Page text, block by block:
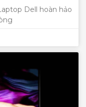
Dell hoàn hảo